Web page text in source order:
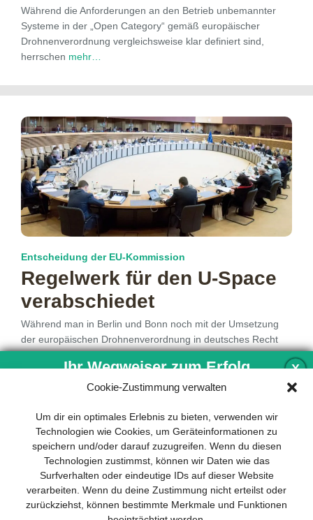
Cookie-Zustimmung verwalten
Um dir ein optimales Erlebnis zu bieten, verwenden wir
Technologien wie Cookies, um Geräteinformationen zu
speichern und/oder darauf zuzugreifen. Wenn du diesen
Technologien zustimmst, können wir Daten wie das
Surfverhalten oder eindeutige IDs auf dieser Website
verarbeiten. Wenn du deine Zustimmung nicht erteilst oder
zurückziehst, können bestimmte Merkmale und Funktionen
Während die Anforderungen an den Betrieb unbemannter
Systeme in der „Open Category“ gemäß europäischer
Drohnenverordnung vergleichsweise klar definiert sind,
herrschen mehr…
Entscheidung der EU-Kommission
Regelwerk für den U-Space
verabschiedet
Während man in Berlin und Bonn noch mit der Umsetzung
der europäischen Drohnenverordnung in deutsches Recht
beschäftigt ist, hat diemehr…
1 2 3 4
X
Ihr Wegweiser zum Erfolg
nachhaltigen Geschäftsmodells sind für
jedes Unternehmen unverzichtbar. Das
Business Model Canvas hilft, sich dabei
auf das Wesentliche zu konzentrieren
und stets im Blick zu behalten, worauf es
wirklich ankommt.